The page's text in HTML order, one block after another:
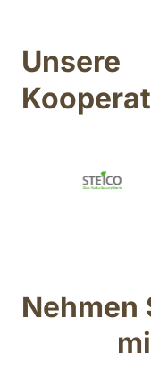
Unsere
Nehmen